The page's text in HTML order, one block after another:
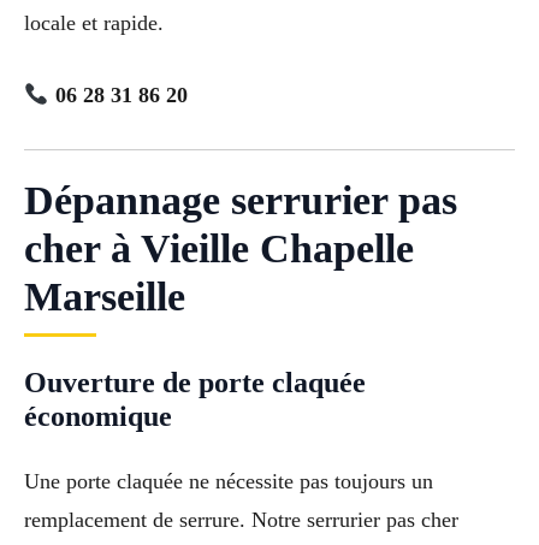
locale et rapide.
06 28 31 86 20
Dépannage serrurier pas
cher à Vieille Chapelle
Marseille
Ouverture de porte claquée
économique
Une porte claquée ne nécessite pas toujours un
remplacement de serrure. Notre serrurier pas cher